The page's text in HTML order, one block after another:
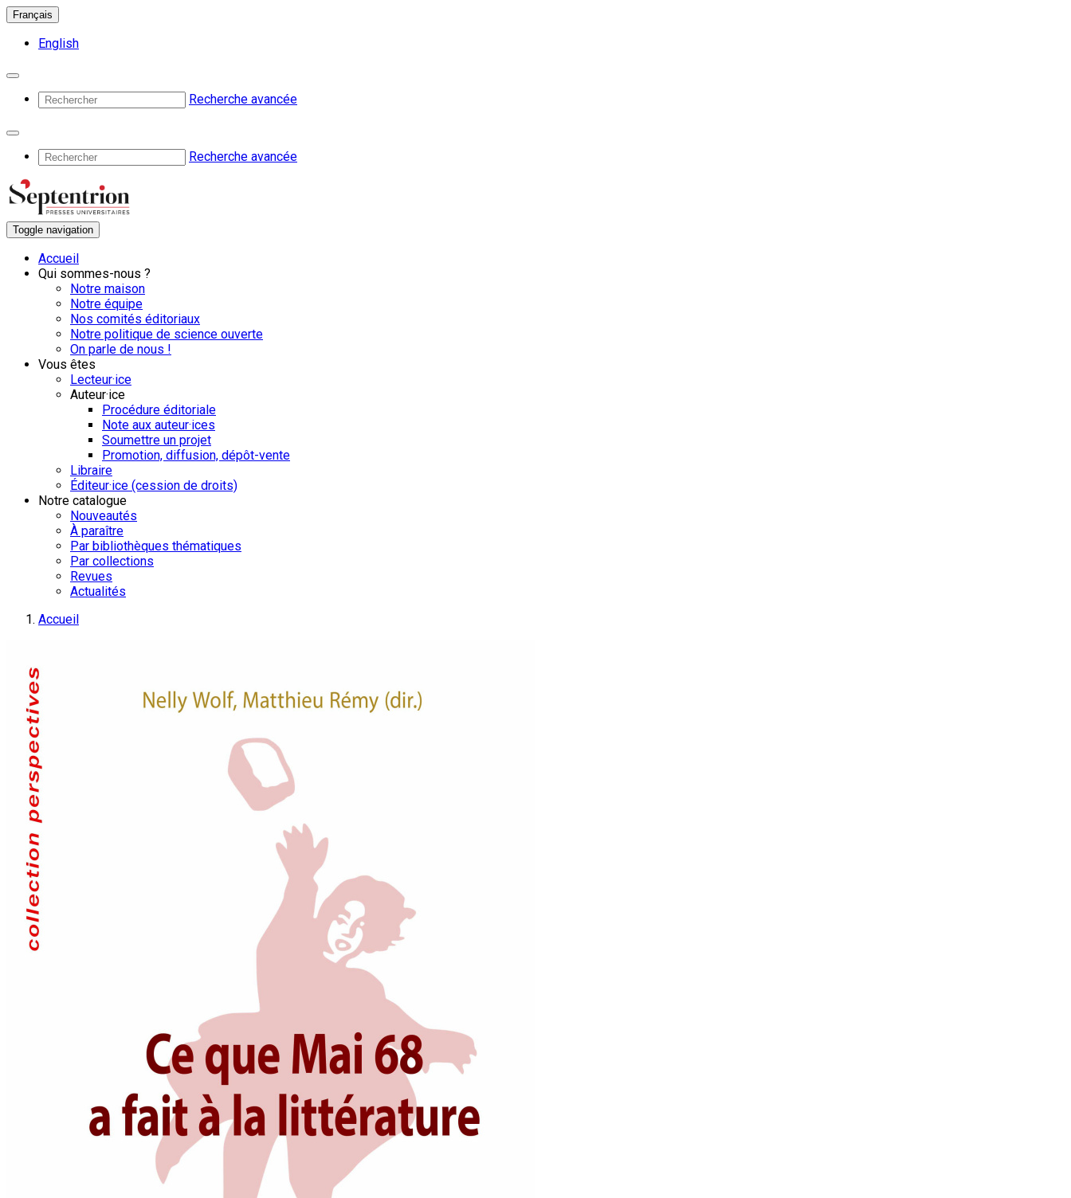
Français
English
Recherche avancée
Recherche avancée
Toggle navigation
Accueil
Qui sommes-nous ?
Notre maison
Notre équipe
Nos comités éditoriaux
Notre politique de science ouverte
On parle de nous !
Vous êtes
Lecteur·ice
Auteur·ice
Procédure éditoriale
Note aux auteur·ices
Soumettre un projet
Promotion, diffusion, dépôt-vente
Libraire
Éditeur·ice (cession de droits)
Notre catalogue
Nouveautés
À paraître
Par bibliothèques thématiques
Par collections
Revues
Actualités
Accueil